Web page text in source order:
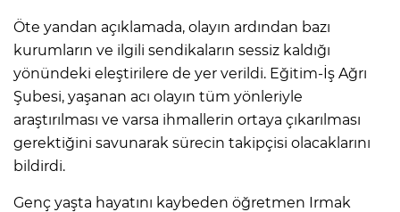
Öte yandan açıklamada, olayın ardından bazı
kurumların ve ilgili sendikaların sessiz kaldığı
yönündeki eleştirilere de yer verildi. Eğitim-İş Ağrı
Şubesi, yaşanan acı olayın tüm yönleriyle
araştırılması ve varsa ihmallerin ortaya çıkarılması
gerektiğini savunarak sürecin takipçisi olacaklarını
bildirdi.
Genç yaşta hayatını kaybeden öğretmen Irmak